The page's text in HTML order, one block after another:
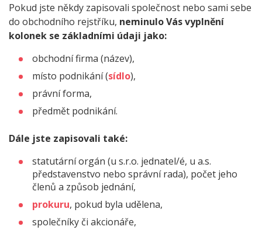
Pokud jste někdy zapisovali společnost nebo sami sebe
do obchodního rejstříku, neminulo Vás vyplnění
kolonek se základními údaji jako:
obchodní firma (název),
místo podnikání (sídlo),
právní forma,
předmět podnikání.
Dále jste zapisovali také:
statutární orgán (u s.r.o. jednatel/é, u a.s.
představenstvo nebo správní rada), počet jeho
členů a způsob jednání,
prokuru, pokud byla udělena,
společníky či akcionáře,